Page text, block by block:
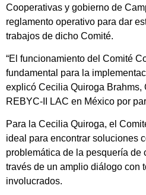
Cooperativas y gobierno de
reglamento operativo para dar
trabajos de dicho Comité.
“El funcionamiento del Comité
fundamental para la
explicó Cecilia Quiroga Brahms,
REBYC-II LAC en México por
Para la Cecilia Quiroga, el
ideal para encontrar soluciones
problemática de la pesquería de
través de un amplio diálogo con
involucrados.